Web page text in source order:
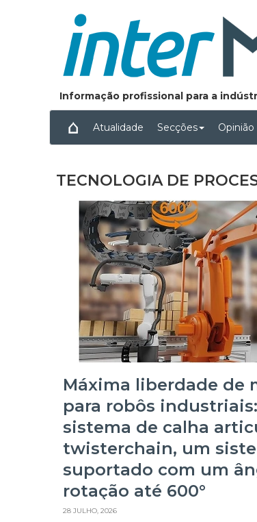
Informação profissional para a
Atualidade Secções Opinião
TECNOLOGIA DE
Máxima liberdade de
para robôs
sistema de calha
twisterchain, um
suportado com um
rotação até 600°
28 JULHO, 2026